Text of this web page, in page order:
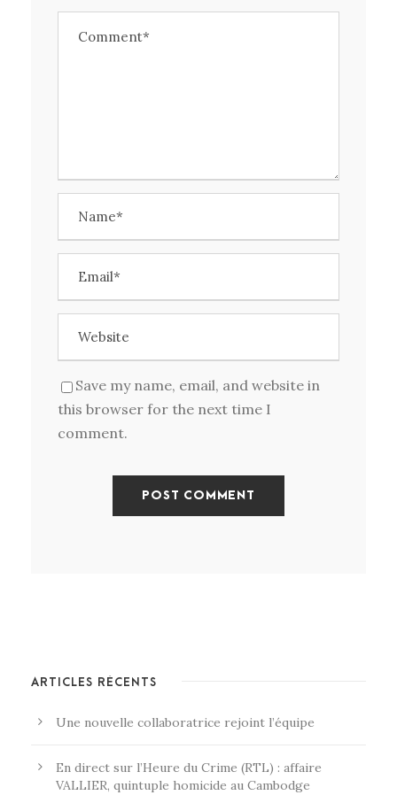
Save my name, email, and website in
this browser for the next time I
comment.
ARTICLES RÉCENTS
Une nouvelle collaboratrice rejoint l’équipe
En direct sur l’Heure du Crime (RTL) : affaire
VALLIER, quintuple homicide au Cambodge